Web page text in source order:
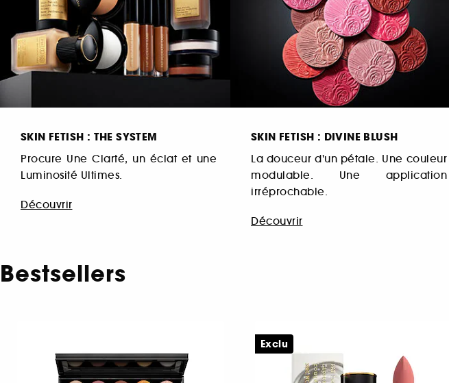
SKIN FETISH : THE SYSTEM
Procure Une Clarté, un éclat et une
Luminosité Ultimes.
Découvrir
SKIN FETISH : DIVINE BLUSH
La douceur d'un pétale. Une couleur
modulable. Une application
irréprochable.
Découvrir
Bestsellers
Exclu